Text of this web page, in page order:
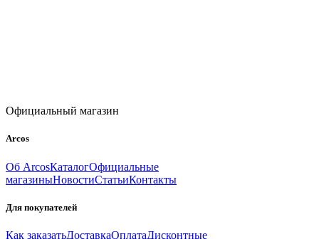
Официальный магазин
Arcos
Об ArcosКаталогОфициальные
магазиныНовостиСтатьиКонтакты
Для покупателей
Как заказатьДоставкаОплатаДисконтные